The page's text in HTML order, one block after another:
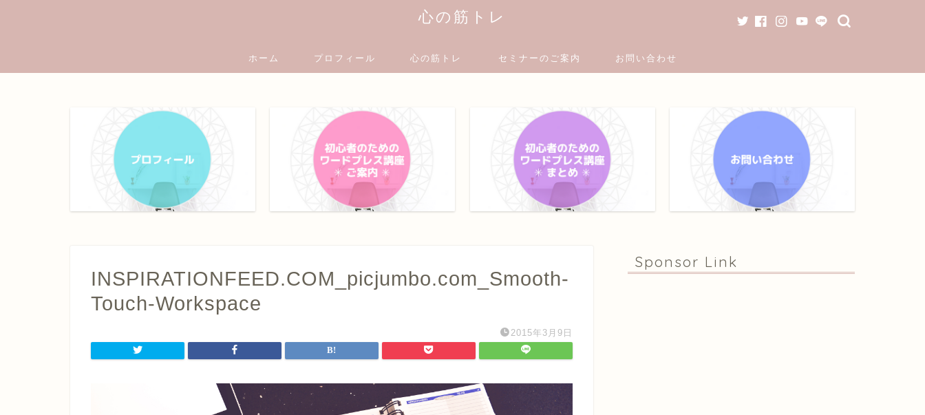
心の筋トレ
ホーム プロフィール 心の筋トレ セミナーのご案内 お問い合わせ
INSPIRATIONFEED.COM_picjumbo.com_Smooth-
Touch-Workspace
2015年3月9日
Sponsor Link